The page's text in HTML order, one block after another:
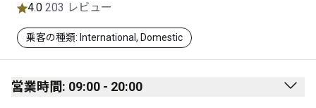
4.0 203 レビュー
乗客の種類: International, Domestic
営業時間: 09:00 - 20:00